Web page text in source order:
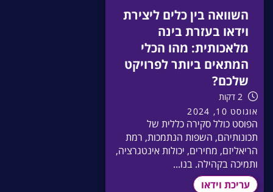
השוואה בין כלים ליצירת
וידאו בעזרת בינה
מלאכותית: מהו הכלי
המתאים ביותר לפרויקט
שלכם?
2 דקות
אוגוסט 10, 2024
הפוסט כולל סקירה כללית של
תכונותיהם, השפות הנתמכות, רמת
הריאליזם, מחירים, יכולות אינטגרציה,
ותמיכה בקהילה. בנו...
עריכת וידאו